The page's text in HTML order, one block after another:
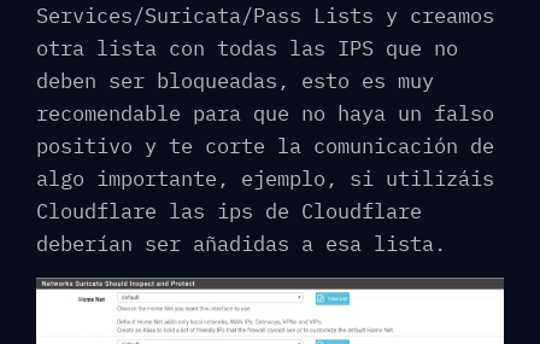
Services/Suricata/Pass Lists y creamos
otra lista con todas las IPS que no
deben ser bloqueadas, esto es muy
recomendable para que no haya un falso
positivo y te corte la comunicación de
algo importante, ejemplo, si utilizáis
Cloudflare las ips de Cloudflare
deberían ser añadidas a esa lista.